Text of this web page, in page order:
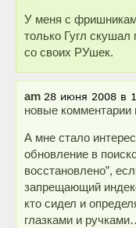
У меня с
только Гугл
со своих РУшек.
am
новые комментарии
А мне стало
обновление в
восстановлено”,
запрещающий
кто сидел и
глазками и